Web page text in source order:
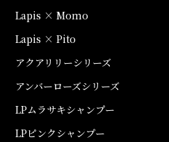
Lapis × Momo
Lapis × Pito
アクアリリーシリーズ
アンバーローズシリーズ
LPムラサキシャンプー
LPピンクシャンプー